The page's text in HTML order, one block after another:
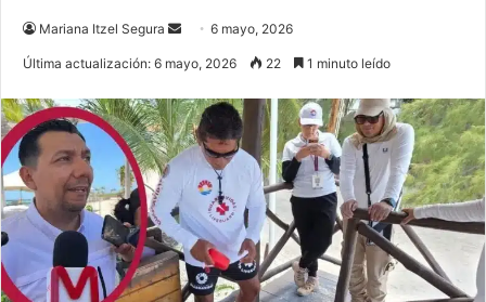
Mariana Itzel Segura
Send6 mayo, 2026
Última actualización: 6 mayo, 2026 22 1 minuto leído